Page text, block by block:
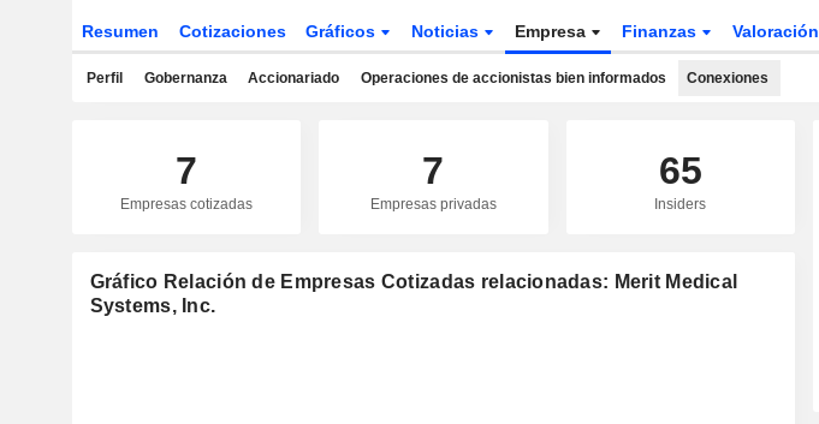
Resumen Cotizaciones Gráficos Noticias Empresa Finanzas Valoración
Perfil Gobernanza Accionariado Operaciones de accionistas bien informados Conexiones
7
Empresas cotizadas
7
Empresas privadas
65
Insiders
Gráfico Relación de Empresas Cotizadas relacionadas: Merit Medical
Systems, Inc.